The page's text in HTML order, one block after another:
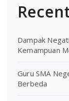
Dampak
Kemampuan
Guru SMA
Berbeda